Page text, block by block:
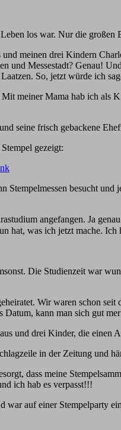
los war. Nur die
meinen drei Kindern
und Messestadt? Genau!
So, jetzt würde ich
meiner Mama hab ich
seine frisch gebackene
gezeigt:
besucht
angefangen. Ja
hat, was ich jetzt mache. Ich
Die Studienzeit war
Wir waren schon
Datum, kann man sich gut
und drei Kinder, die einen
in der Zeitung und
dass meine
ich hab es verpasst!!!
auf einer Stempelparty